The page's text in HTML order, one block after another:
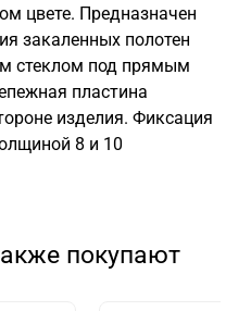
цвете. Предназначен
закаленных полотен
стеклом под прямым
пластина
изделия. Фиксация
8 и 10
покупают